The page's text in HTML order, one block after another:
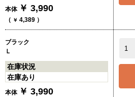
本体 ￥ 3,990
（ ￥ 4,389 ）
ブラック
Ｌ
在庫状況
在庫あり
本体 ￥ 3,990